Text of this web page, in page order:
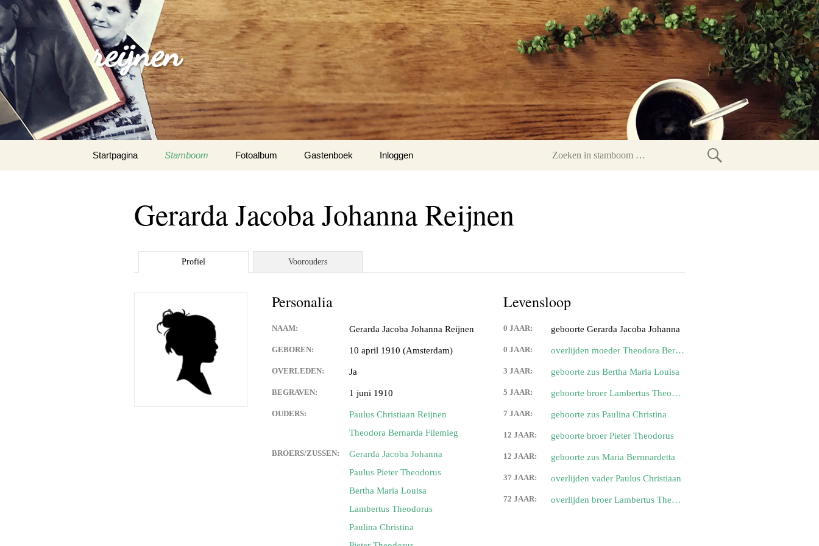
reijnen
naar
Startpagina Stamboom Fotoalbum Gastenboek
Inloggen
Zoeken
Gerarda Jacoba Johanna Reijnen
Profiel Voorouders
Personalia
NAAM: Gerarda Jacoba Johanna Reijnen
GEBOREN: 10 april 1910 (Amsterdam)
OVERLEDEN: Ja
BEGRAVEN: 1 juni 1910
OUDERS:
Paulus Christiaan Reijnen
Theodora Bernarda Filemieg
BROERS/ZUSSEN:
Gerarda Jacoba Johanna
Paulus Pieter Theodorus
Bertha Maria Louisa
Lambertus Theodorus
Paulina Christina
Levensloop
0 JAAR: geboorte Gerarda Jacoba Johanna
0 JAAR: overlijden moeder Theodora Bernarda
3 JAAR: geboorte zus Bertha Maria Louisa
5 JAAR: geboorte broer Lambertus Theodorus
7 JAAR: geboorte zus Paulina Christina
12 JAAR: geboorte broer Pieter Theodorus
12 JAAR: geboorte zus Maria Bernnardetta
37 JAAR: overlijden vader Paulus Christiaan
72 JAAR: overlijden broer Lambertus Theodorus